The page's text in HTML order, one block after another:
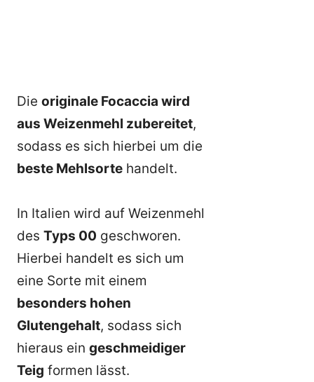
Die originale Focaccia wird
aus Weizenmehl zubereitet,
sodass es sich hierbei um die
beste Mehlsorte handelt.
In Italien wird auf Weizenmehl
des Typs 00 geschworen.
Hierbei handelt es sich um
eine Sorte mit einem
besonders hohen
Glutengehalt, sodass sich
hieraus ein geschmeidiger
Teig formen lässt.